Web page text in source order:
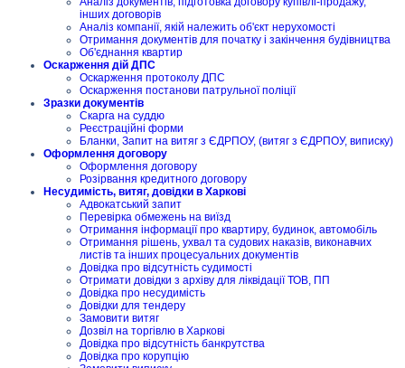
інших договорів
Аналіз компанії, якій належить об'єкт нерухомості
Отримання документів для початку і закінчення будівництва
Об'єднання квартир
Оскарження дій ДПС
Оскарження протоколу ДПС
Оскарження постанови патрульної поліції
Зразки документів
Скарга на суддю
Реєстраційні форми
Бланки, Запит на витяг з ЄДРПОУ, (витяг з ЄДРПОУ, виписку)
Оформлення договору
Оформлення договору
Розірвання кредитного договору
Несудимість, витяг, довідки в Харкові
Адвокатський запит
Перевірка обмежень на виїзд
Отримання інформації про квартиру, будинок, автомобіль
Отримання рішень, ухвал та судових наказів, виконавчих
листів та інших процесуальних документів
Довідка про відсутність судимості
Отримати довідки з архіву для ліквідації ТОВ, ПП
Довідка про несудимість
Довідки для тендеру
Замовити витяг
Дозвіл на торгівлю в Харкові
Довідка про відсутність банкрутства
Довідка про корупцію